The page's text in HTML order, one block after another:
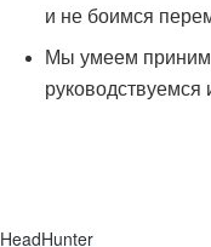
и не боимся
Мы умеем
руководствуемся
HeadHunter